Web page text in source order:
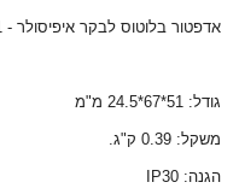
אדפטור בלוטוס לבקר איפיסולר -
גודל: 51*67*24.5 מ"מ
משקל: 0.39 ק"ג.
הגנה: IP30